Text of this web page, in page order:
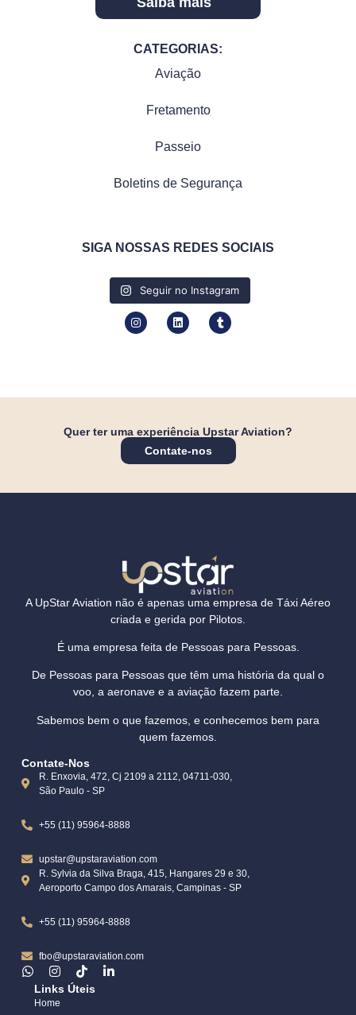
CATEGORIAS:
Aviação
Fretamento
Passeio
Boletins de Segurança
SIGA NOSSAS REDES SOCIAIS
Seguir no Instagram
Quer ter uma experiência Upstar Aviation?
Contate-nos
A UpStar Aviation não é apenas uma empresa de Táxi Aéreo
criada e gerida por Pilotos.
É uma empresa feita de Pessoas para Pessoas.
De Pessoas para Pessoas que têm uma história da qual o
voo, a aeronave e a aviação fazem parte.
Sabemos bem o que fazemos, e conhecemos bem para
quem fazemos.
Contate-Nos
R. Enxovia, 472, Cj 2109 a 2112, 04711-030,
São Paulo - SP
+55 (11) 95964-8888
upstar@upstaraviation.com
R. Sylvia da Silva Braga, 415, Hangares 29 e 30,
Aeroporto Campo dos Amarais, Campinas - SP
+55 (11) 95964-8888
fbo@upstaraviation.com
Links Úteis
Home